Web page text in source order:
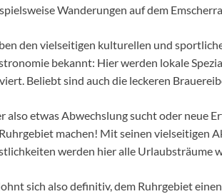
Wanderungen auf dem
den vielseitigen kulturellen und
bekannt: Hier werden lokale
Beliebt sind auch die leckeren
also etwas Abwechslung sucht oder neue
machen! Mit seinen vielseitigen
werden hier alle Urlaubsträume
sich also definitiv, dem Ruhrgebiet